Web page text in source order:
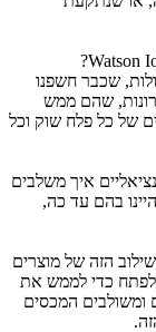
Watson
?
שכבר חשפנו
שהם ממש
של כל פלח שוק וכל
איך משלבים
בהם עד כה,
הזה של מוצרים
לפתח כדי לממש את
ומשולבים המכסים